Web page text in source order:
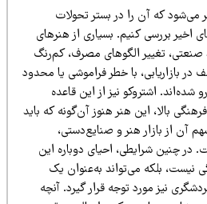
که آن را در بستر تحولات
کنیم. بسیاری از هنرهای
تغییر الگوهای مصرف، کم‌رنگ
با خطر فراموشی یا محدود
اشتروکو نیز از این قاعده
این هنر هنوز آن‌گونه که باید
بازار هنر و صنایع‌دستی،
شرایطی، احیای دوباره این
بلکه می‌تواند به‌عنوان یک
نیز مورد توجه قرار گیرد. آنچه